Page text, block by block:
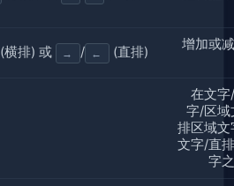
(横排) 或 → / ← (直排)
增加或
在文
字/区域
排区域
文字/直
字